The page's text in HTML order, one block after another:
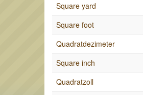
Square yard
Square foot
Quadratdezimeter
Square inch
Quadratzoll